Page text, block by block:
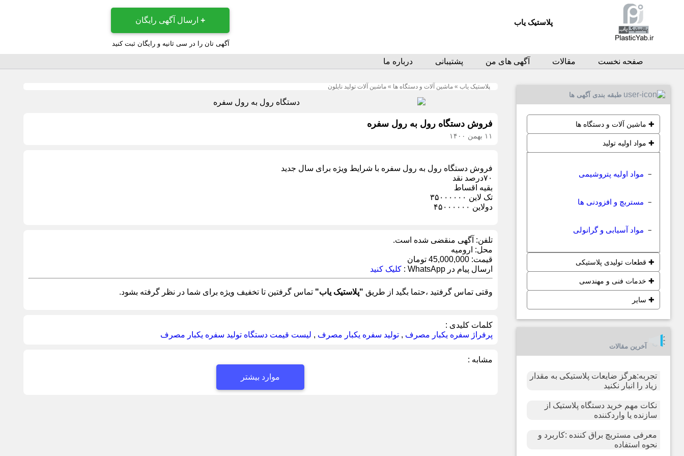
پلاستیک یاب +ارسال آگهی رایگان
آگهی تان را در سی ثانیه و رایگان ثبت کنید
صفحه نخست مقالات آگهی های من پشتیبانی درباره ما
پلاستیک یاب »ماشین آلات و دستگاه ها »ماشین آلات تولید نایلون
فروش دستگاه رول به رول سفره
۱۱ بهمن ۱۴۰۰
فروش دستگاه رول به رول سفره با شرایط ویژه برای سال جدید
۷۰درصد نقد
بقیه اقساط
تک لاین ۳۵۰۰۰۰۰۰
دولاین ۴۵۰۰۰۰۰۰
تلفن: آگهی منقضی شده است.
محل: ارومیه
قیمت:45,000,000 تومان
ارسال پیام در WhatsApp :
کلیک کنید
وقتی تماس گرفتید ،حتما بگید از طریق "پلاستیک یاب"تماس گرفتین تا تخفیف ویژه برای شما در نظر گرفته بشود.
کلمات کلیدی :
پرفراژ سفره یکبار مصرف ,تولید سفره یکبار مصرف , لیست قیمت دستگاه تولید سفره یکبار مصرف
مشابه :
موارد بیشتر
طبقه بندی آگهی ها
✚ماشین آلات و دستگاه ها
✚مواد اولیه تولید
− مواد اولیه پتروشیمی
− مستربچ و افزودنی ها
− مواد آسیابی و گرانولی
✚قطعات تولیدی پلاستیکی
✚خدمات فنی و مهندسی
✚سایر
آخرین مقالات
تجربه:هرگز ضایعات پلاستیکی به مقدار
زیاد را انبار نکنید
نکات مهم خرید دستگاه پلاستیک از
سازنده یا واردکننده
معرفی مستربچ براق کننده :کاربرد و
نحوه استفاده